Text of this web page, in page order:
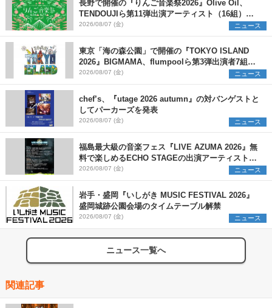
長野で開催の『りんご音楽祭2026』Olive Oil、
TENDOUJIら第11弾出演アーティスト（16組）を
発表
2026/08/07 (金) ニュース
東京「海の森公園」で開催の『TOKYO ISLAND
2026』BIGMAMA、flumpoolら第3弾出演者7組を
発表 ワークショップ・アート出展者を募集
2026/08/07 (金) ニュース
chef’s、『utage 2026 autumn』の対バンゲストと
してパーカーズを発表
2026/08/07 (金) ニュース
福島最大級の音楽フェス『LIVE AZUMA 2026』無
料で楽しめるECHO STAGEの出演アーティストを
発表
2026/08/07 (金) ニュース
岩手・盛岡『いしがき MUSIC FESTIVAL 2026』
盛岡城跡公園会場のタイムテーブル解禁
2026/08/07 (金) ニュース
ニュース一覧へ
関連記事